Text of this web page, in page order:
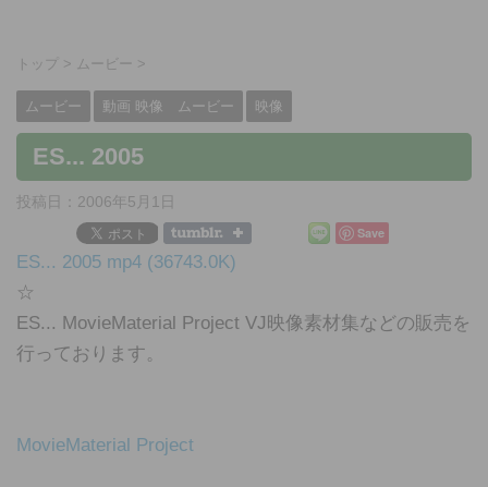
トップ > ムービー >
ムービー 動画 映像 ムービー 映像
ES... 2005
投稿日： 2006年5月1日
Save
ES... 2005 mp4 (36743.0K)
☆
ES... MovieMaterial Project VJ映像素材集などの販売を
行っております。
MovieMaterial Project